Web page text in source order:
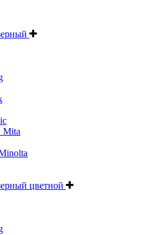
Mita
цветной